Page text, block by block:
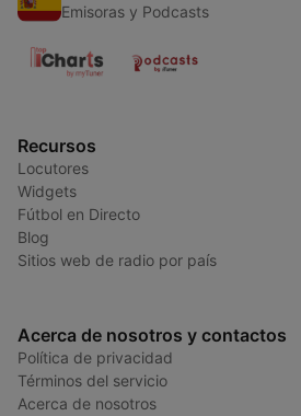
Emisoras y Podcasts
Recursos
Locutores
Widgets
Fútbol en Directo
Blog
Sitios web de radio por país
Acerca de nosotros y contactos
Política de privacidad
Términos del servicio
Acerca de nosotros